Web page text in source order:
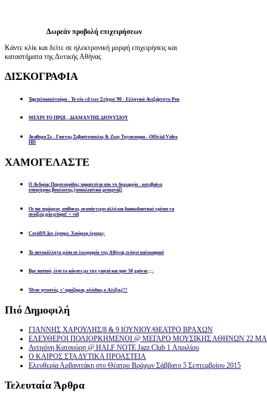
Δωρεάν προβολή επιχειρήσεων
Κάντε κλίκ και δείτε σε ηλεκτρονική μορφή επιχειρήσεις και
καταστήματα της Δυτικής Αθήνας
ΔΙΣΚΟΓΡΑΦΙΑ
Ταμπελοκουλτούρα - Το νέο cd των Στίγμα '90 - Ελληνικό Ανεξάρτητο Ροκ
ΜΕΧΡΙ ΤΟ ΠΡΩΙ - ΔΙΑΜΑΝΤΗΣ ΔΙΟΝΥΣΙΟΥ
Αναθεμα Σε - Γιαννης Σεβαστοπουλος & Ζωη Τηγανουρια - Official Video
HD
ΧΑΜΟΓΕΛΑΣΤΕ
Ο Ανδρέας Παχατουρίδης παραιτείται απο τη δημαρχία - κατεβαίνει
υποψήφιος βουλευτής (αποκλειστικό ρεπορτάζ)
Οι πιο περίεργοι, απίθανοι, αναπάντεχοι αλλά και διασκεδαστικοί τρόποι να
ανοίξεις μία μπύρα! + vid
Covid19 Δεν έχουμε. Χιούμορ έχουμε;
Το αυτοκόλλητο μέσα σε λεωφορείο της Αθήνας ενόψει καλοκαιριού
Βρε παππού, έτσι το κάνατε με την γιαγιά και πριν 50 χρόνια ;;;
Ήταν φτυστός, τ’ ορκίζομαι, ολόιδιος ο Αλέξης!!!
Πιό Δημοφιλή
ΓΙΑΝΝΗΣ ΧΑΡΟΥΛΗΣ/8 & 9 ΙΟΥΝΙΟΥ/ΘΕΑΤΡΟ ΒΡΑΧΩΝ
ΕΛΕΥΘΕΡΟΙ ΠΟΛΙΟΡΚΗΜΕΝΟΙ @ ΜΕΓΑΡΟ ΜΟΥΣΙΚΗΣ ΑΘΗΝΩΝ 22
Αντιγόνη Κατσούρη @ HALF NOTE Jazz Club 1 Απριλίου
Ο ΚΑΙΡΟΣ ΣΤΑ ΔΥΤΙΚΑ ΠΡΟΑΣΤΕΙΑ
Ελευθερία Αρβανιτάκη στο Θέατρο Βράχων Σάββατο 5 Σεπτεμβρίου 2015
Τελευταία Άρθρα